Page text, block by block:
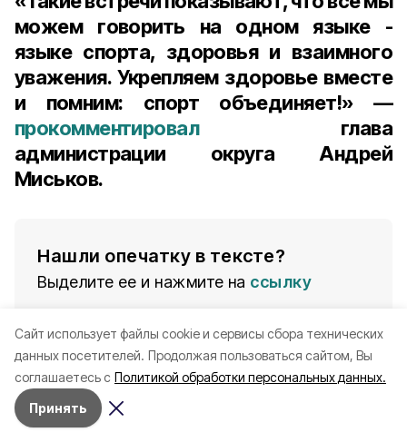
Cайт использует файлы cookie и сервисы сбора технических
данных посетителей. Продолжая пользоваться сайтом, Вы
соглашаетесь с Политикой обработки персональных данных.
Принять
можем говорить на одном языке -
языке спорта, здоровья и взаимного
уважения. Укрепляем здоровье вместе
и помним: спорт объединяет!» —
прокомментировалглава
администрации округа Андрей
Миськов.
Нашли опечатку в тексте?
Выделите ее и нажмите на ссылку
зарядка зарядка со стражем порядка